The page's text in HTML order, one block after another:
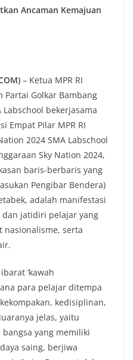
Ancaman Kemajuan
– Ketua MPR RI
Partai Golkar Bambang
Labschool bekerjasama
Empat Pilar MPR RI
2024 SMA Labschool
Sky Nation 2024,
baris-berbaris yang
Pengibar Bendera)
adalah manifestasi
jatidiri pelajar yang
nasionalisme, serta
‘kawah
para pelajar ditempa
kedisiplinan,
jelas, yaitu
yang memiliki
saing, berjiwa